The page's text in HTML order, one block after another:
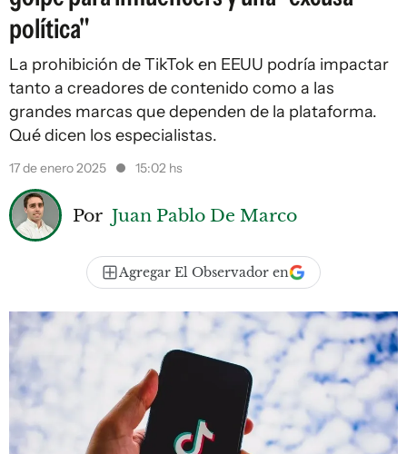
política"
La prohibición de TikTok en EEUU podría impactar
tanto a creadores de contenido como a las
grandes marcas que dependen de la plataforma.
Qué dicen los especialistas.
17 de enero 2025 15:02 hs
Por Juan Pablo De Marco
Agregar El Observador en